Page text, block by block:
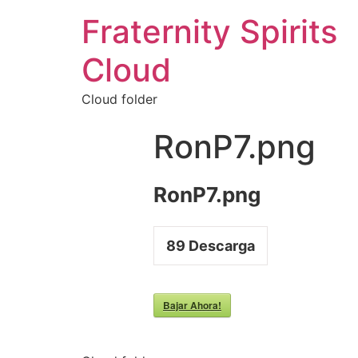
Fraternity Spirits
Cloud
Cloud folder
RonP7.png
RonP7.png
89 Descarga
Bajar Ahora!